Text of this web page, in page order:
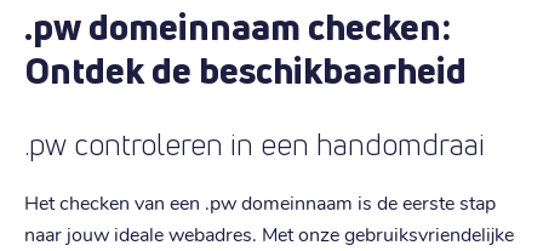
.pw domeinnaam checken:
Ontdek de beschikbaarheid
.pw controleren in een handomdraai
Het checken van een .pw domeinnaam is de eerste stap
naar jouw ideale webadres. Met onze gebruiksvriendelijke